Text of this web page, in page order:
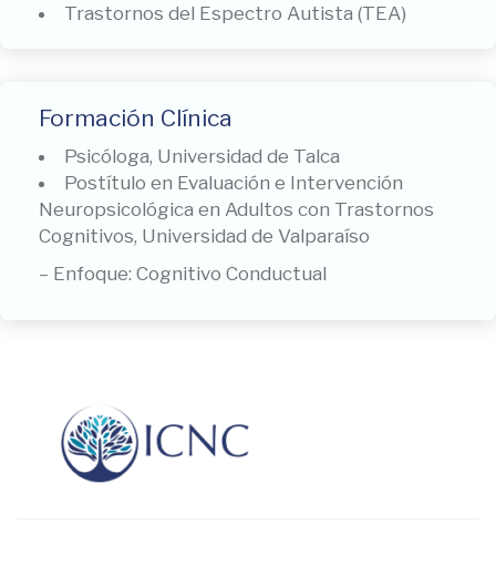
Trastornos del Espectro Autista (TEA)
Formación Clínica
Psicóloga, Universidad de Talca
Postítulo en Evaluación e Intervención
Neuropsicológica en Adultos con Trastornos
Cognitivos, Universidad de Valparaíso
– Enfoque: Cognitivo Conductual